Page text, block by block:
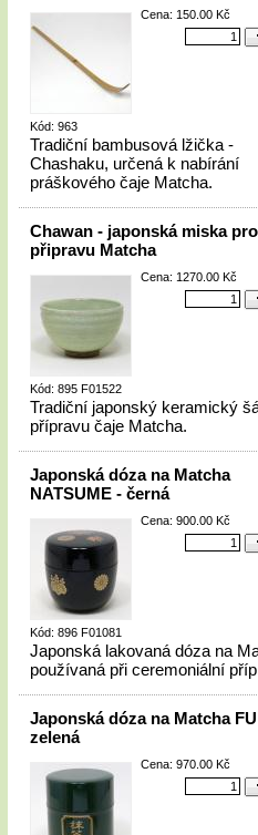
Kód: 963
Cena: 150.00 Kč
Tradiční bambusová lžička -
Chashaku, určená k nabírání
práškového čaje Matcha.
Chawan - japonská miska pro
připravu Matcha
Kód: 895 F01522
Cena: 1270.00 Kč
Tradiční japonský keramický
přípravu čaje Matcha.
Japonská dóza na Matcha
NATSUME - černá
Kód: 896 F01081
Cena: 900.00 Kč
Japonská lakovaná dóza na
používaná při ceremoniální
Japonská dóza na Matcha
zelená
Cena: 970.00 Kč